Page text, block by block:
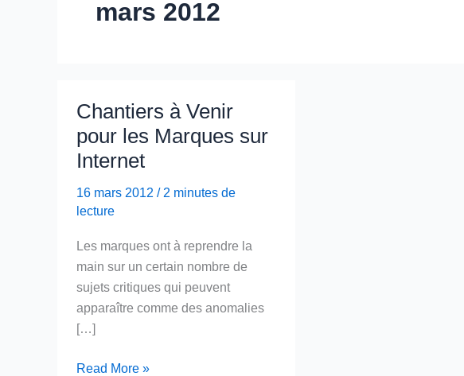
mars 2012
Chantiers à Venir
pour les Marques sur
Internet
16 mars 2012 / 2 minutes de
lecture
Les marques ont à reprendre la
main sur un certain nombre de
sujets critiques qui peuvent
apparaître comme des anomalies
[…]
Chantiers
Read More »